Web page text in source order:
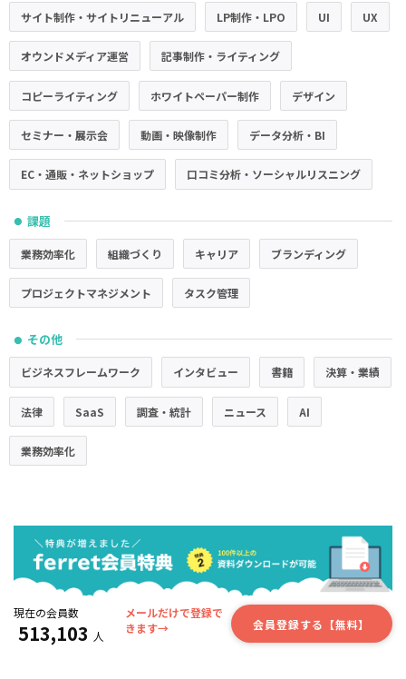
サイト制作・サイトリニューアル LP制作・LPO UI UX
オウンドメディア運営 記事制作・ライティング
コピーライティング ホワイトペーパー制作 デザイン
セミナー・展示会 動画・映像制作 データ分析・BI
EC・通販・ネットショップ 口コミ分析・ソーシャルリスニング
● 課題
業務効率化 組織づくり キャリア ブランディング
プロジェクトマネジメント タスク管理
● その他
ビジネスフレームワーク インタビュー 書籍 決算・業績
法律 SaaS 調査・統計 ニュース AI
業務効率化
現在の会員数
513,103 人
メールだけで登録で
きます→
会員登録する【無料】